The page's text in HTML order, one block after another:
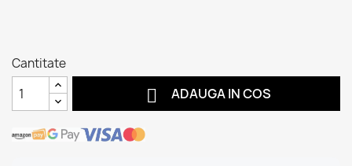
Cantitate
 ADAUGA IN COS